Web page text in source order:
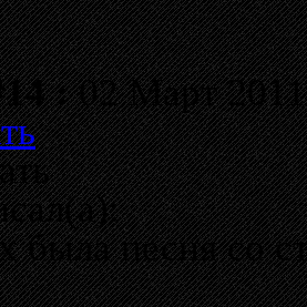
:02 Март
была песня со